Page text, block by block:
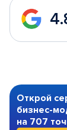
Открой
бизнес-
на 707